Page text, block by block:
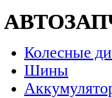
Колесные
Шины